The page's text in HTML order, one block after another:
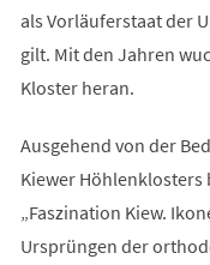
als Vorläuferstaat der
gilt. Mit den Jahren
Kloster heran.
Ausgehend von der
Kiewer
„Faszination Kiew.
Ursprüngen der